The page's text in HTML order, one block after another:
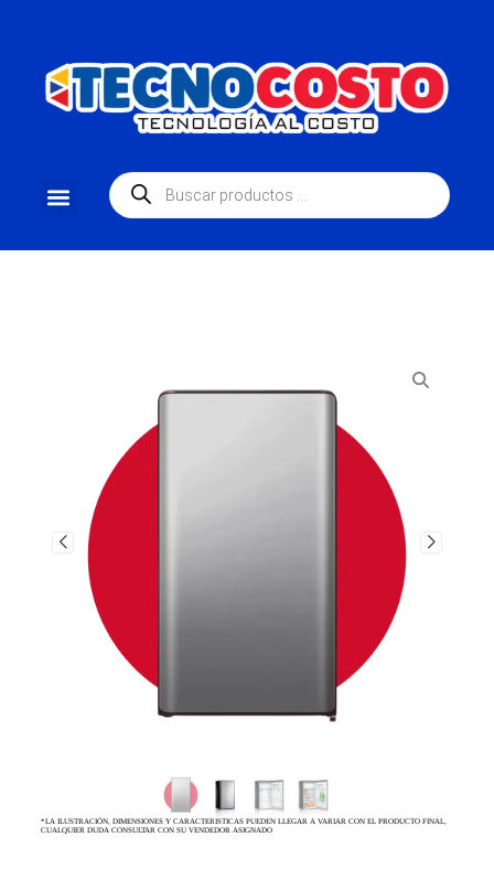
*LA ILUSTRACIÓN, DIMENSIONES Y CARACTERISTICAS PUEDEN LLEGAR A VARIAR CON EL PRODUCTO FINAL,
CUALQUIER DUDA CONSULTAR CON SU VENDEDOR ASIGNADO